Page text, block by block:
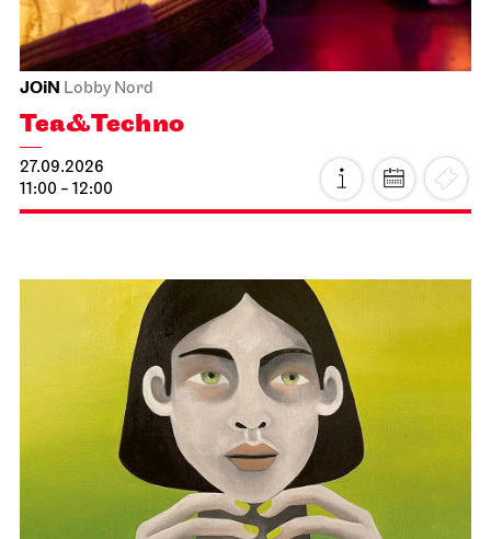
JOiN Lobby Nord
Tea&Techno
27.09.2026
11:00 - 12:00